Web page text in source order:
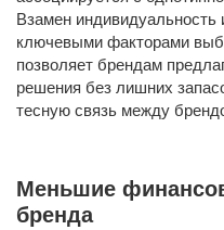
Взамен индивидуальность
ключевыми факторами
позволяет брендам
решения без лишних
тесную связь между
Меньшие
бренда